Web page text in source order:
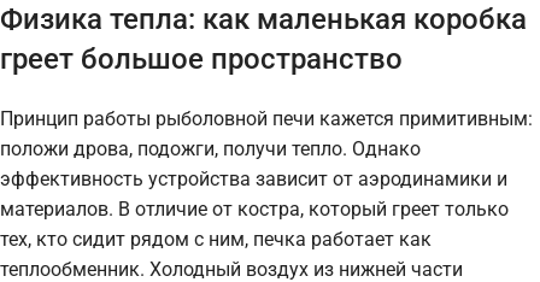
Физика тепла: как маленькая коробка
греет большое пространство
Принцип работы рыболовной печи кажется примитивным:
положи дрова, подожги, получи тепло. Однако
эффективность устройства зависит от аэродинамики и
материалов. В отличие от костра, который греет только
тех, кто сидит рядом с ним, печка работает как
теплообменник. Холодный воздух из нижней части